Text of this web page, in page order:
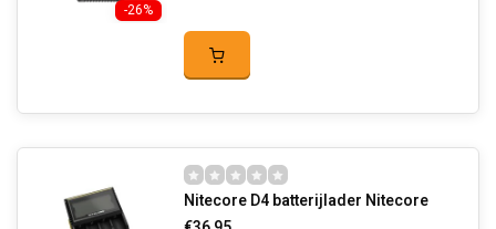
-26%
Nitecore D4 batterijlader Nitecore